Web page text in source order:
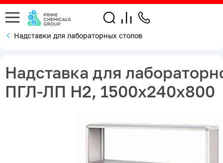
Надставки для лабораторных столов
Надставка для
ПГЛ-ЛП Н2, 1500х240х800